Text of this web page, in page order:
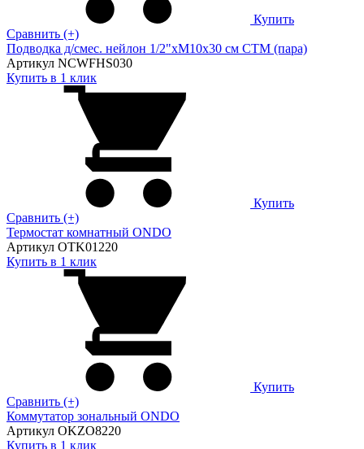
Купить
Сравнить (+)
Подводка д/смес. нейлон 1/2"xM10x30 см CTM (пара)
Артикул NCWFHS030
Купить в 1 клик
Купить
Сравнить (+)
Термостат комнатный ONDO
Артикул OTK01220
Купить в 1 клик
Купить
Сравнить (+)
Коммутатор зональный ONDO
Артикул OKZO8220
Купить в 1 клик